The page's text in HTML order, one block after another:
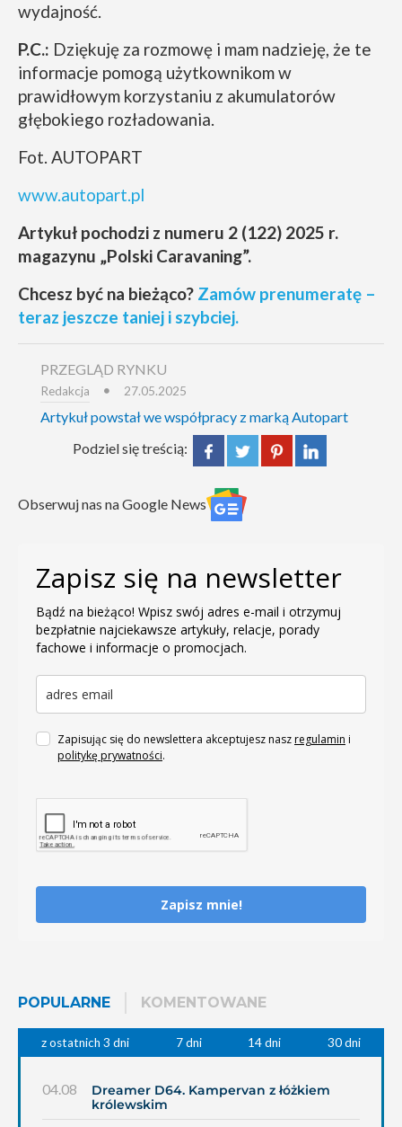
wydajność.
P.C.: Dziękuję za rozmowę i mam nadzieję, że te
informacje pomogą użytkownikom w
prawidłowym korzystaniu z akumulatorów
głębokiego rozładowania.
Fot. AUTOPART
www.autopart.pl
Artykuł pochodzi z numeru 2 (122) 2025 r.
magazynu „Polski Caravaning”.
Chcesz być na bieżąco? Zamów prenumeratę –
teraz jeszcze taniej i szybciej.
PRZEGLĄD RYNKU
Redakcja 27.05.2025
Artykuł powstał we współpracy z marką Autopart
Podziel się treścią:
Obserwuj nas na Google News
Zapisz się na newsletter
Bądź na bieżąco! Wpisz swój adres e-mail i otrzymuj
bezpłatnie najciekawsze artykuły, relacje, porady
fachowe i informacje o promocjach.
Zapisując się do newslettera akceptujesz naszregulamin i
politykę prywatności.
Zapisz mnie!
POPULARNE KOMENTOWANE
z ostatnich 3 dni 7 dni 14 dni 30 dni
04.08
Dreamer D64. Kampervan z łóżkiem
królewskim